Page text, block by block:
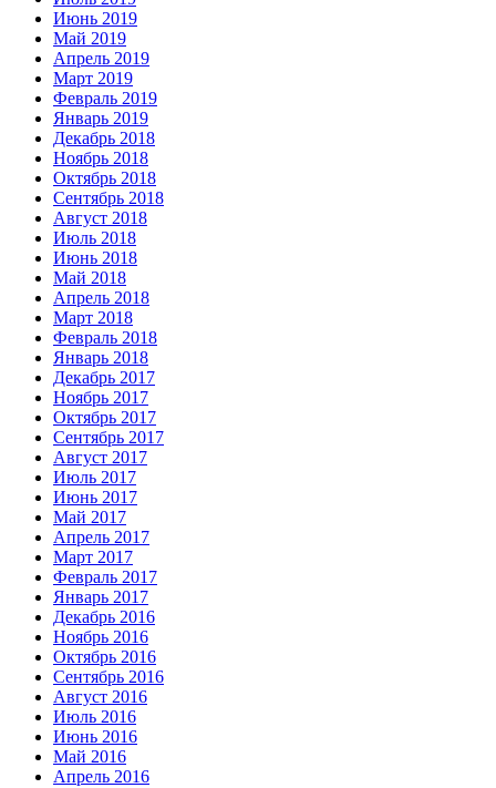
Июнь 2019
Май 2019
Апрель 2019
Март 2019
Февраль 2019
Январь 2019
Декабрь 2018
Ноябрь 2018
Октябрь 2018
Сентябрь 2018
Август 2018
Июль 2018
Июнь 2018
Май 2018
Апрель 2018
Март 2018
Февраль 2018
Январь 2018
Декабрь 2017
Ноябрь 2017
Октябрь 2017
Сентябрь 2017
Август 2017
Июль 2017
Июнь 2017
Май 2017
Апрель 2017
Март 2017
Февраль 2017
Январь 2017
Декабрь 2016
Ноябрь 2016
Октябрь 2016
Сентябрь 2016
Август 2016
Июль 2016
Июнь 2016
Май 2016
Апрель 2016